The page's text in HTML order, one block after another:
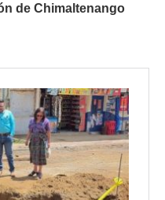
de Chimaltenango